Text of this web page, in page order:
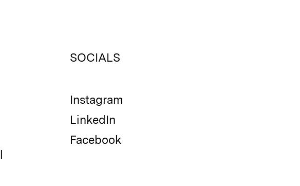
SOCIALS
Instagram
LinkedIn
Facebook